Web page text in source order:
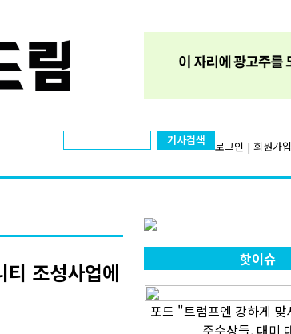
기사검색 로그인 | 회원가입
조성사업에
핫이슈
포드 "트럼프엔 강하게
주수상들, 대미